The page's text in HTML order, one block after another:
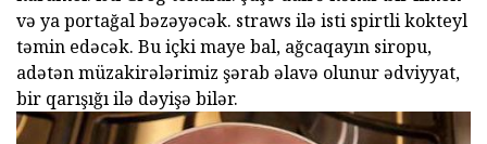
və ya portağal bəzəyəcək. straws ilə isti spirtli kokteyl
təmin edəcək. Bu içki maye bal, ağcaqayın siropu,
adətən müzakirələrimiz şərab əlavə olunur ədviyyat,
bir qarışığı ilə dəyişə bilər.